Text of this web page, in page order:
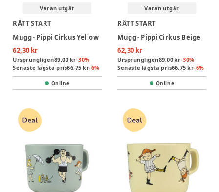
Varan utgår
RÄTT START
Mugg - Pippi Cirkus Yellow
62,30 kr
Ursprungligen89,00 kr-30%
Senaste lägsta pris66,75 kr-6%
Online
Varan utgår
RÄTT START
Mugg - Pippi Cirkus Beige
62,30 kr
Ursprungligen89,00 kr-30%
Senaste lägsta pris66,75 kr-6%
Online